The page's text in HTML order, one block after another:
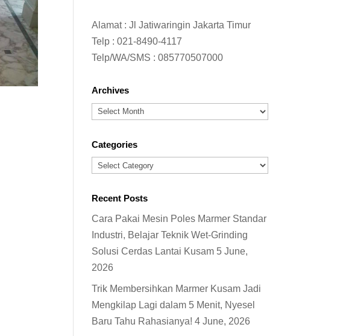
Alamat : Jl Jatiwaringin Jakarta Timur
Telp :021-8490-4117
Telp/WA/SMS :085770507000
Archives
Archives
Categories
Categories
Recent Posts
Cara Pakai Mesin Poles Marmer Standar
Industri, Belajar Teknik Wet-Grinding
Solusi Cerdas Lantai Kusam 5 June,
2026
Trik Membersihkan Marmer Kusam Jadi
Mengkilap Lagi dalam 5 Menit, Nyesel
Baru Tahu Rahasianya! 4 June, 2026